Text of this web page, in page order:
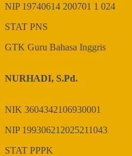
NIP 19740614 200701 1 024
STAT PNS
GTK Guru Bahasa Inggris
NURHADI, S.Pd.
NIK 3604342106930001
NIP 199306212025211043
STAT PPPK